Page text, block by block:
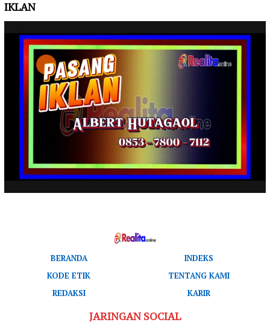
IKLAN
BERANDA
INDEKS
KODE ETIK
TENTANG KAMI
REDAKSI
KARIR
JARINGAN SOCIAL